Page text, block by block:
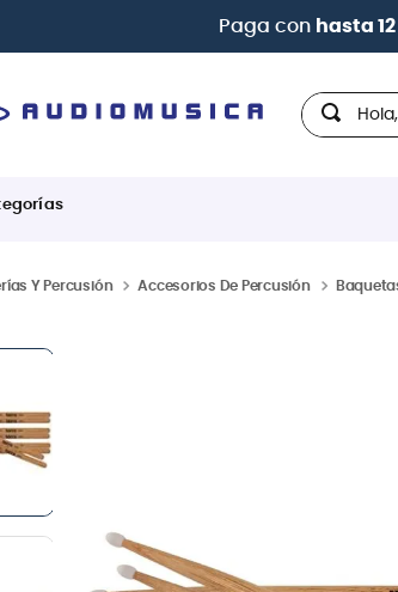
|
Hola,
Y Percusión Accesorios De Percusión